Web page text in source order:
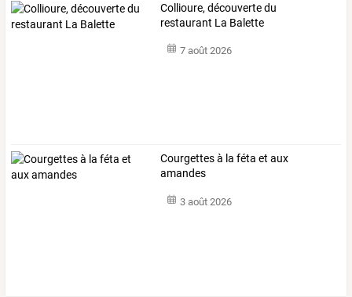
Collioure, découverte du
restaurant La Balette
7 août 2026
Courgettes à la féta et aux
amandes
3 août 2026